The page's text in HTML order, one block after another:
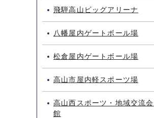
飛騨高山ビッグアリーナ
八幡屋内ゲートボール場
松倉屋内ゲートボール場
高山市屋内軽スポーツ場
高山西スポーツ・地域交流会
館